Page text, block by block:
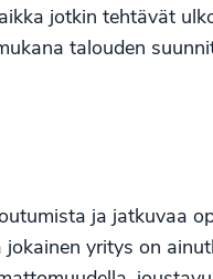
jotkin tehtävät
talouden
ja jatkuvaa
yritys on